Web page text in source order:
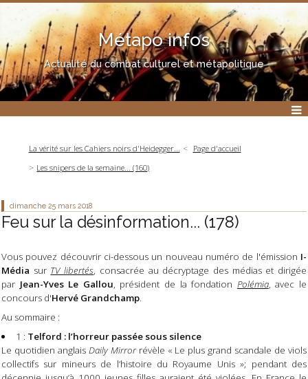
Métapo infos
Actualité du combat culturel et métapolitique
La vérité sur les Cahiers noirs d'Heidegger...
Page d'accueil
Les snipers de la semaine... (160)
dimanche 25 mars 2018
Feu sur la désinformation... (178)
Vous pouvez découvrir ci-dessous un nouveau numéro de l'émission I-
Média sur TV libertés, consacrée au décryptage des médias et dirigée
par Jean-Yves Le Gallou, président de la fondation Polémia, avec le
concours d'Hervé Grandchamp.
Au sommaire :
1 : Telford : l’horreur passée sous silence
Le quotidien anglais Daily Mirrorrévèle « Le plus grand scandale de viols
collectifs sur mineurs de l’histoire du Royaume Unis »; pendant des